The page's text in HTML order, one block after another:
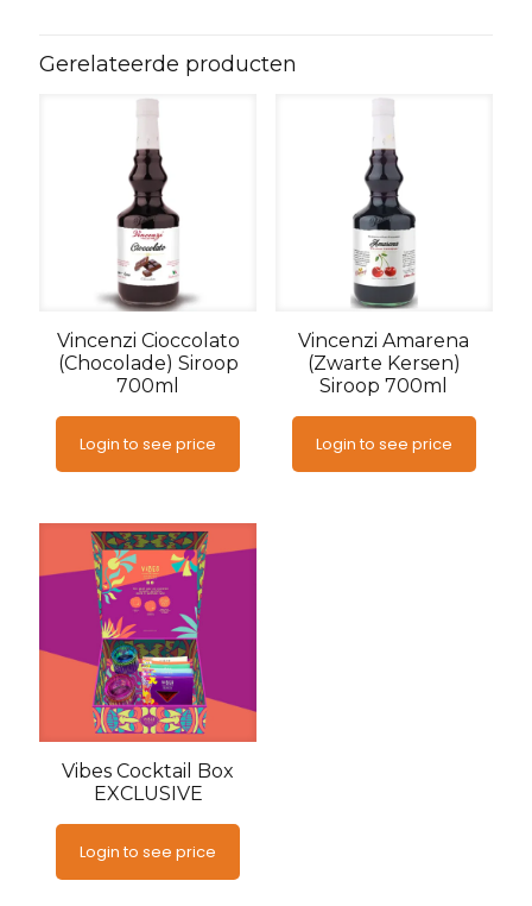
Gerelateerde producten
Vincenzi Cioccolato
(Chocolade) Siroop
700ml
Login to see price
Vincenzi Amarena
(Zwarte Kersen)
Siroop 700ml
Login to see price
Vibes Cocktail Box
EXCLUSIVE
Login to see price